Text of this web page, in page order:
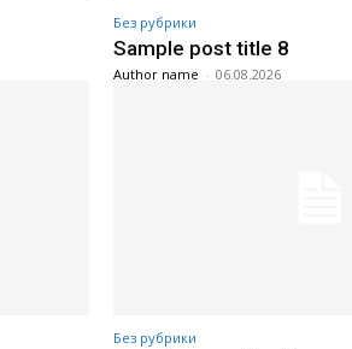
Без рубрики
Sample post title 8
Author name - 06.08.2026
Без рубрики